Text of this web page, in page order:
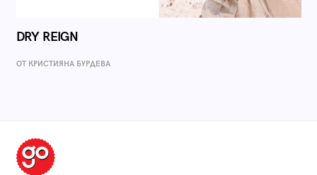
DRY REIGN
ОТ КРИСТИЯНА БУРДЕВА